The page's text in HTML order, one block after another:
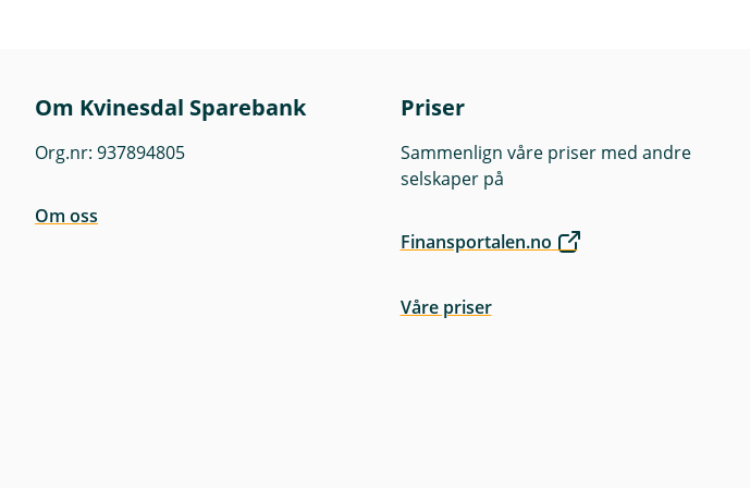
Om Kvinesdal Sparebank
Org.nr: 937894805
Om oss
Priser
Sammenlign våre priser med andre
selskaper på
Finansportalen.no
Våre priser